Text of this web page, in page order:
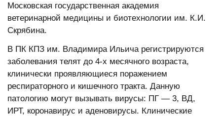
Московская государственная академия
ветеринарной медицины и биотехнологии им. К.И.
Скрябина.
В ПК КПЗ им. Владимира Ильича регистрируются
заболевания телят до 4-х месячного возраста,
клинически проявляющиеся поражением
респираторного и кишечного тракта. Данную
патологию могут вызывать вирусы: ПГ — 3, ВД,
ИРТ, коронавирус и аденовирусы. Клинические